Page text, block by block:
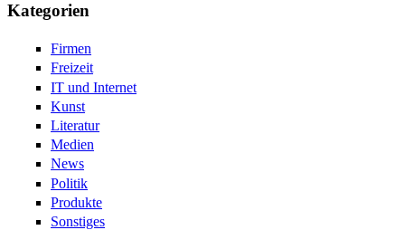
Kategorien
Firmen
Freizeit
IT und Internet
Kunst
Literatur
Medien
News
Politik
Produkte
Sonstiges